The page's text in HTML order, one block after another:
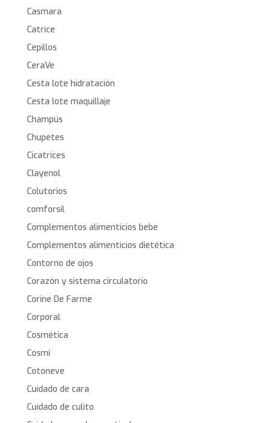
Casmara
Catrice
Cepillos
CeraVe
Cesta lote hidratación
Cesta lote maquillaje
Champús
Chupetes
Cicatrices
Clayenol
Colutorios
comforsil
Complementos alimenticios bebe
Complementos alimenticios dietética
Contorno de ojos
Corazón y sistema circulatorio
Corine De Farme
Corporal
Cosmética
Cosmi
Cotoneve
Cuidado de cara
Cuidado de culito